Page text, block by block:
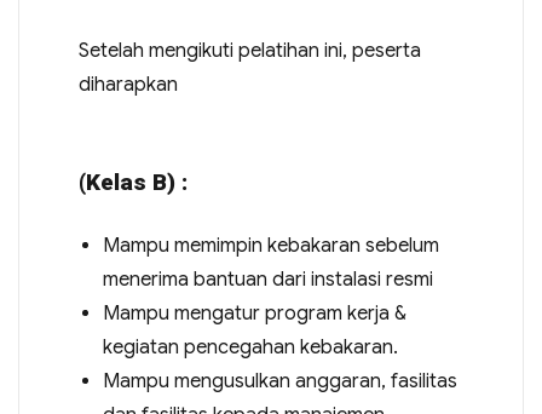
Setelah mengikuti pelatihan ini, peserta
diharapkan
(Kelas B) :
Mampu memimpin kebakaran sebelum
menerima bantuan dari instalasi resmi
Mampu mengatur program kerja &
kegiatan pencegahan kebakaran.
Mampu mengusulkan anggaran, fasilitas